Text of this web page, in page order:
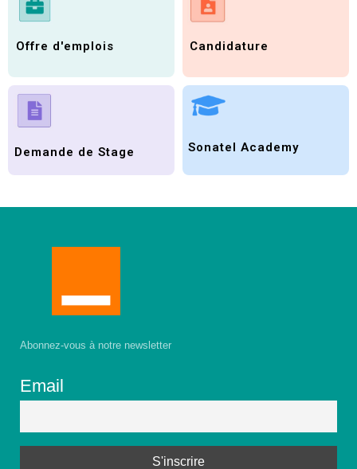
Offre d'emplois Candidature
Demande de Stage Sonatel Academy
Abonnez-vous à notre newsletter
Email